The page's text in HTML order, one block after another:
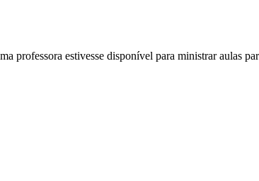
professora estivesse disponível para ministrar aulas